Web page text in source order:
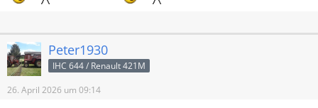
Peter1930
IHC 644 / Renault 421M
26. April 2026 um 09:14